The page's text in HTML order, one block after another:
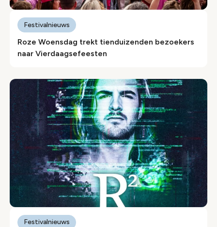
Roze Woensdag trekt tienduizenden bezoekers
naar Vierdaagsefeesten
Festivalnieuws
Festivalnieuws